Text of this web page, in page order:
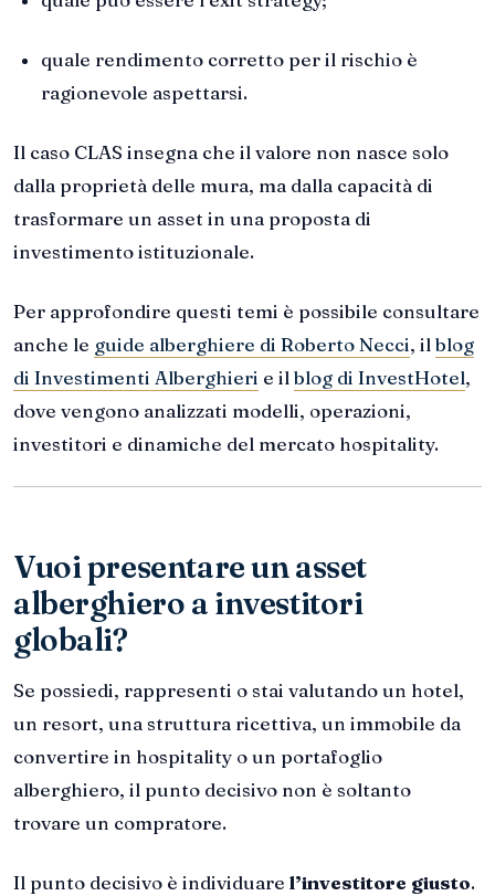
quale rendimento corretto per il rischio è
ragionevole aspettarsi.
Il caso CLAS insegna che il valore non nasce solo
dalla proprietà delle mura, ma dalla capacità di
trasformare un asset in una proposta di
investimento istituzionale.
Per approfondire questi temi è possibile consultare
anche le guide alberghiere di Roberto Necci, il blog
di Investimenti Alberghieri e il blog di InvestHotel,
dove vengono analizzati modelli, operazioni,
investitori e dinamiche del mercato hospitality.
Vuoi presentare un asset
alberghiero a investitori
globali?
Se possiedi, rappresenti o stai valutando un hotel,
un resort, una struttura ricettiva, un immobile da
convertire in hospitality o un portafoglio
alberghiero, il punto decisivo non è soltanto
trovare un compratore.
Il punto decisivo è individuare l’investitore giusto.